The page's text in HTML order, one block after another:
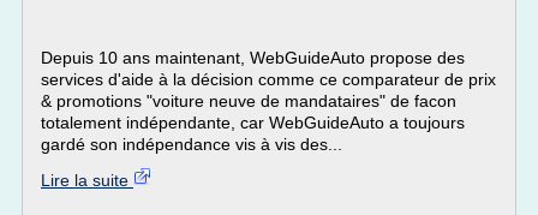
Depuis 10 ans maintenant, WebGuideAuto propose des
services d'aide à la décision comme ce comparateur de prix
& promotions "voiture neuve de mandataires" de facon
totalement indépendante, car WebGuideAuto a toujours
gardé son indépendance vis à vis des...
Lire la suite